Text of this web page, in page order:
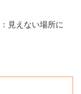
：見えない場所に